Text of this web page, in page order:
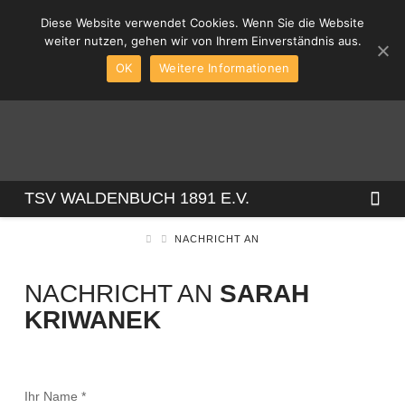
TSV
1891
TSV WALDENBUCH 1891 E.V.
NACHRICHT AN
NACHRICHT AN SARAH
KRIWANEK
Ihr Name *
Diese Website verwendet Cookies. Wenn Sie die Website
weiter nutzen, gehen wir von Ihrem Einverständnis aus.
OK
Weitere Informationen